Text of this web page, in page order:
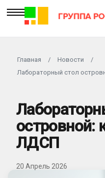
Главная / Новости
/
Лабораторный стол
островной:
ЛДСП
20 Апрель 2026